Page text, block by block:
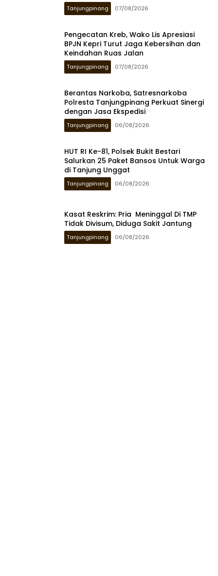
Tanjungpinang 07/08/2026
Pengecatan Kreb, Wako Lis Apresiasi
BPJN Kepri Turut Jaga Kebersihan dan
Keindahan Ruas Jalan
Tanjungpinang 07/08/2026
Berantas Narkoba, Satresnarkoba
Polresta Tanjungpinang Perkuat Sinergi
dengan Jasa Ekspedisi
Tanjungpinang 06/08/2026
HUT RI Ke-81, Polsek Bukit Bestari
Salurkan 25 Paket Bansos Untuk Warga
di Tanjung Unggat
Tanjungpinang 06/08/2026
Kasat Reskrim: Pria Meninggal Di TMP
Tidak Divisum, Diduga Sakit Jantung
Tanjungpinang 06/08/2026